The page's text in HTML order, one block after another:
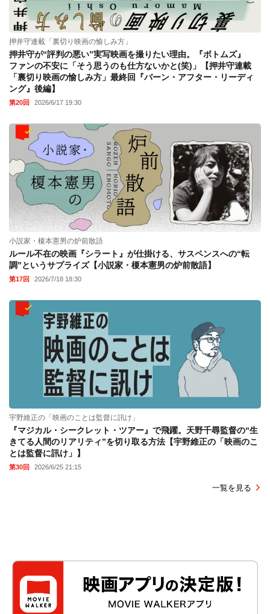
押井守連載「裏切り映画の愉しみ方」
押井守が“評判の悪い”実写映画を撮りたい理由。『ボトムズ』
ファンの不安に「そう思うのも仕方ないかと(笑)」【押井守連載
「裏切り映画の愉しみ方」最終回『バーン・アフター・リーディ
ング』後編】
第20回 2026/6/17 19:30
小説家・榎本憲男の炉前散語
ルール不在の映画『シラート』が仕掛ける、サスペンスへの“転
調”というサプライズ【小説家・榎本憲男の炉前散語】
第17回 2026/7/18 18:30
宇野維正の「映画のことは監督に訊け」
『マジカル・シークレット・ツアー』で飛躍。天野千尋監督の“生
きてる人間のリアリティ”を切り取る方法【宇野維正の「映画のこ
とは監督に訊け」】
第30回 2026/6/25 21:15
一覧を見る